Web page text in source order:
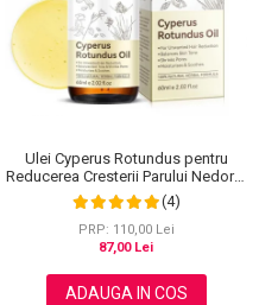
Ulei Cyperus Rotundus pentru
Reducerea Cresterii Parului Nedorit,
100% Formula Naturala, NOVA
KISS®, 60 ml
(4)
PRP: 110,00 Lei
87,00 Lei
ADAUGA IN COS